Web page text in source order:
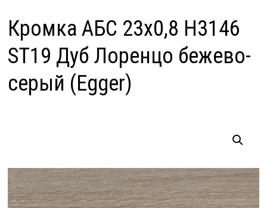
Кромка АБС 23х0,8 H3146
ST19 Дуб Лоренцо бежево-
серый (Egger)